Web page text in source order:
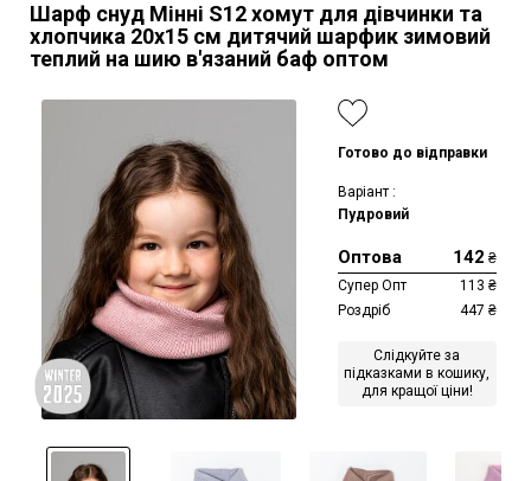
Шарф снуд Мінні S12 хомут для дівчинки та
хлопчика 20х15 см дитячий шарфик зимовий
теплий на шию в'язаний баф оптом
Готово до відправки
Варіант :
Пудровий
Оптова 142 ₴
Супер Опт
113 ₴
Роздріб
447 ₴
Слідкуйте за
підказками в кошику,
для кращої ціни!